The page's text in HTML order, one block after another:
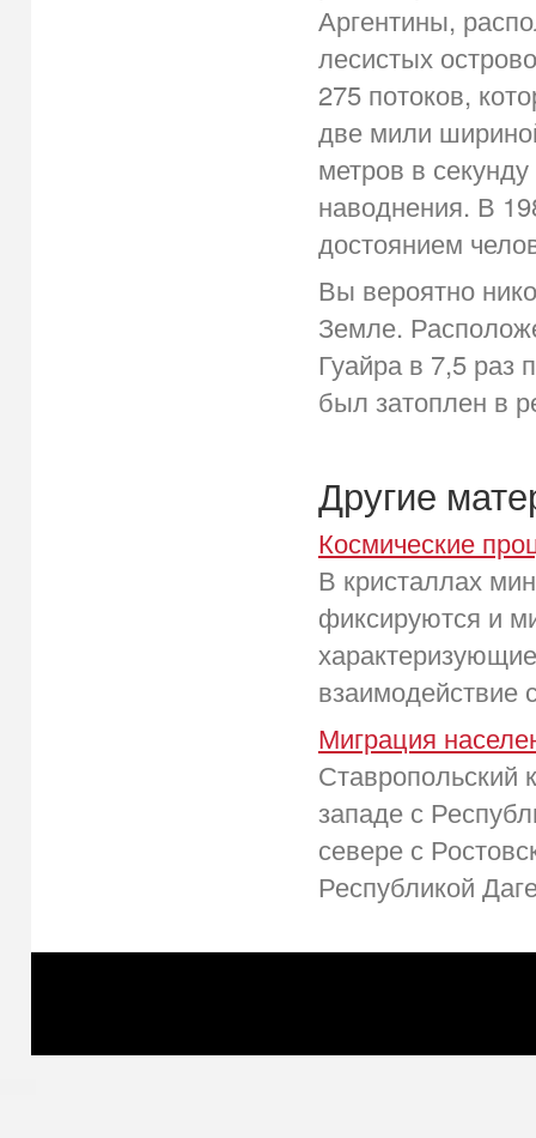
Аргентины,
лесистых
275 потоков,
две мили
метров в
наводнения. В
достоянием
Вы вероятно
Земле.
Гуайра в 7,5 раз
был затоплен в
Другие
Космические
В кристаллах
фиксируются и
взаимодействие
Миграция
Ставропольский
западе с
севере с
Республикой